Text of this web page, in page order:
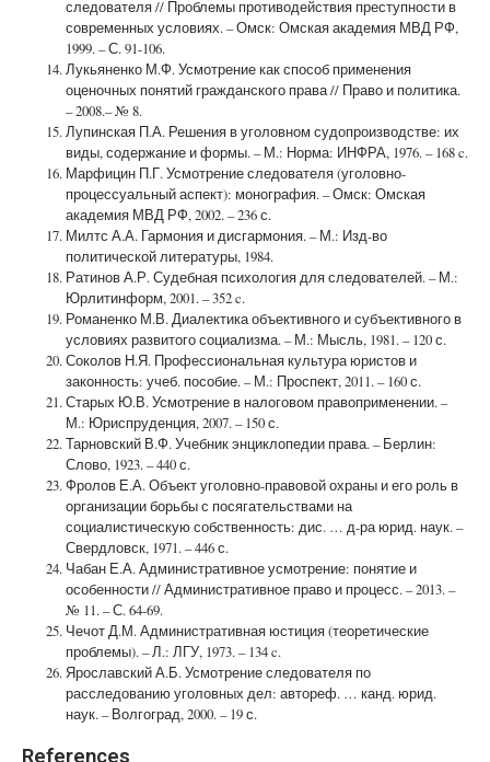
следователя // Проблемы противодействия преступности в
современных условиях. – Омск: Омская академия МВД РФ,
1999. – С. 91-106.
Лукьяненко М.Ф. Усмотрение как способ применения
оценочных понятий гражданского права // Право и политика.
– 2008.– № 8.
Лупинская П.А. Решения в уголовном судопроизводстве: их
виды, содержание и формы. – М.: Норма: ИНФРА, 1976. – 168 c.
Марфицин П.Г. Усмотрение следователя (уголовно-
процессуальный аспект): монография. – Омск: Омская
академия МВД РФ, 2002. – 236 с.
Милтс А.А. Гармония и дисгармония. – М.: Изд-во
политической литературы, 1984.
Ратинов А.Р. Судебная психология для следователей. – М.:
Юрлитинформ, 2001. – 352 c.
Романенко М.В. Диалектика объективного и субъективного в
условиях развитого социализма. – М.: Мысль, 1981. – 120 с.
Соколов Н.Я. Профессиональная культура юристов и
законность: учеб. пособие. – М.: Проспект, 2011. – 160 с.
Старых Ю.В. Усмотрение в налоговом правоприменении. –
М.: Юриспруденция, 2007. – 150 с.
Тарновский В.Ф. Учебник энциклопедии права. – Берлин:
Слово, 1923. – 440 с.
Фролов Е.А. Объект уголовно-правовой охраны и его роль в
организации борьбы с посягательствами на
социалистическую собственность: дис. … д-ра юрид. наук. –
Свердловск, 1971. – 446 с.
Чабан Е.А. Административное усмотрение: понятие и
особенности // Административное право и процесс. – 2013. –
№ 11. – С. 64-69.
Чечот Д.М. Административная юстиция (теоретические
проблемы). – Л.: ЛГУ, 1973. – 134 c.
Ярославский А.Б. Усмотрение следователя по
расследованию уголовных дел: автореф. … канд. юрид.
наук. – Волгоград, 2000. – 19 с.
References